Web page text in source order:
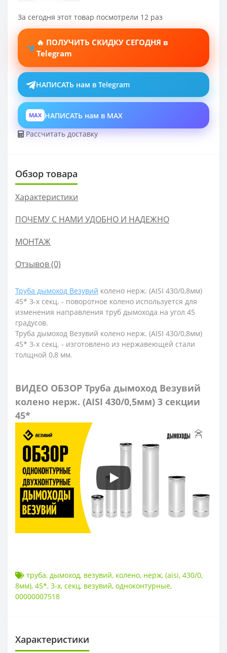
За сегодня этот товар посмотрели 12 раз
🔥 ПОЛУЧИТЬ СКИДКУ СЕГОДНЯ в
Telegram
НАПИСАТЬ нам в Telegram
MAX НАПИСАТЬ нам в MAX
Рассчитать доставку
Обзор товара
Характеристики
ПОЧЕМУ С НАМИ УДОБНО И НАДЕЖНО
МОНТАЖ
Отзывов (0)
Труба дымоход Везувий колено нерж. (AISI 430/0,8мм)
45* 3-х секц. - поворотное колено используется для
изменения направления труб дымохода на угол 45
градусов.
Труба дымоход Везувий колено нерж. (AISI 430/0,8мм)
45* 3-х секц. - изготовлено из нержавеющей стали
толщной 0,8 мм.
ВИДЕО ОБЗОР Труба дымоход Везувий
колено нерж. (AISI 430/0,5мм) 3 секции
45*
труба, дымоход, везувий, колено, нерж, (aisi, 430/0,
8мм), 45*, 3-х, секц, везувий, одноконтурные,
00000007518
Характеристики